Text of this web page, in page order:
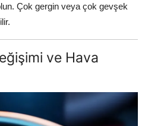
Çok gergin veya çok gevşek
ve Hava